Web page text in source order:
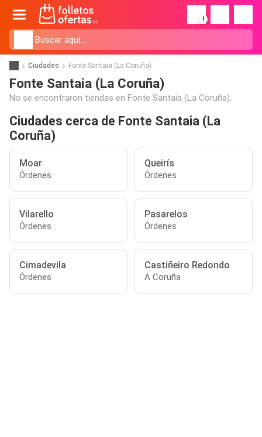
!
Ciudades Fonte Santaia (La Coruña)
Fonte Santaia (La Coruña)
No se encontraron tiendas en Fonte Santaia (La Coruña).
Ciudades cerca de Fonte Santaia (La
Coruña)
Moar
Órdenes
Queirís
Órdenes
Vilarello
Órdenes
Pasarelos
Órdenes
Cimadevila
Órdenes
Castiñeiro Redondo
A Coruña